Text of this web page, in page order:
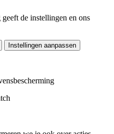
de instellingen en ons
Instellingen aanpassen